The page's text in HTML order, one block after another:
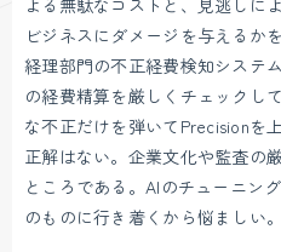
ビジネスにダメージを与えるか
経理部門の不正経費検知システ
の経費精算を厳しくチェックし
な不正だけを弾いてPrecisionを上
正解はない。企業文化や監査の
ところである。AIのチューニン
のものに行き着くから悩ましい。